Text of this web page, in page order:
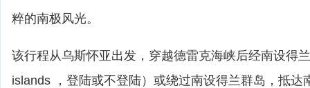
粹的南极风光。
该行程从乌斯怀亚出发，穿越德雷克海峡后经南设得
islands ，登陆或不登陆）或绕过南设得兰群岛，抵达